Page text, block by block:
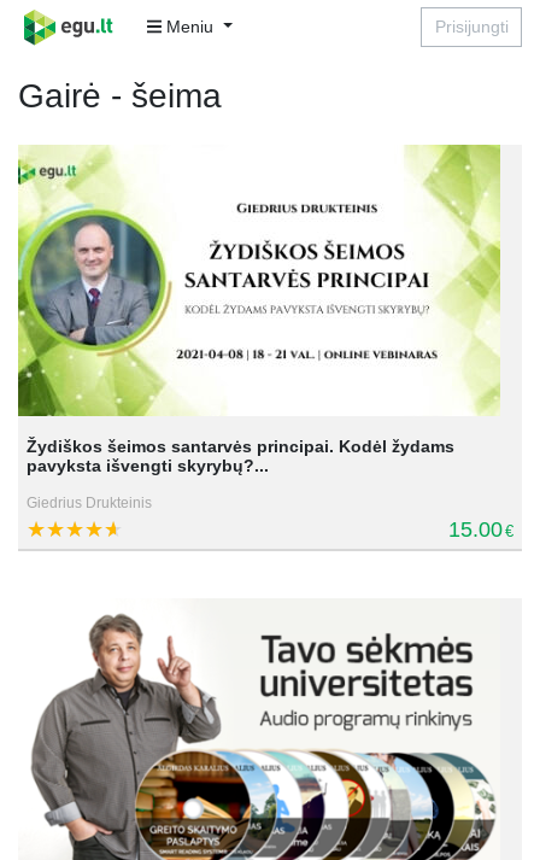
Meniu Prisijungti
Gairė - šeima
Žydiškos šeimos santarvės principai. Kodėl žydams
pavyksta išvengti skyrybų?...
Giedrius Drukteinis
15.00€